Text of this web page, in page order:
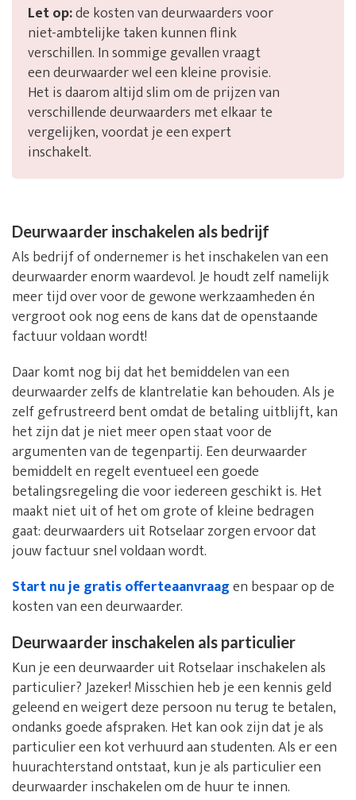
Let op:de kosten van deurwaarders voor
niet-ambtelijke taken kunnen flink
verschillen. In sommige gevallen vraagt
een deurwaarder wel een kleine provisie.
Het is daarom altijd slim om de prijzen van
verschillende deurwaarders met elkaar te
vergelijken, voordat je een expert
inschakelt.
Deurwaarder inschakelen als bedrijf
Als bedrijf of ondernemer is het inschakelen van een
deurwaarder enorm waardevol. Je houdt zelf namelijk
meer tijd over voor de gewone werkzaamheden én
vergroot ook nog eens de kans dat de openstaande
factuur voldaan wordt!
Daar komt nog bij dat het bemiddelen van een
deurwaarder zelfs de klantrelatie kan behouden. Als je
zelf gefrustreerd bent omdat de betaling uitblijft, kan
het zijn dat je niet meer open staat voor de
argumenten van de tegenpartij. Een deurwaarder
bemiddelt en regelt eventueel een goede
betalingsregeling die voor iedereen geschikt is. Het
maakt niet uit of het om grote of kleine bedragen
gaat: deurwaarders uit Rotselaar zorgen ervoor dat
jouw factuur snel voldaan wordt.
Start nu je gratis offerteaanvraagen bespaar op de
kosten van een deurwaarder.
Deurwaarder inschakelen als particulier
Kun je een deurwaarder uit Rotselaar inschakelen als
particulier? Jazeker! Misschien heb je een kennis geld
geleend en weigert deze persoon nu terug te betalen,
ondanks goede afspraken. Het kan ook zijn dat je als
particulier een kot verhuurd aan studenten. Als er een
huurachterstand ontstaat, kun je als particulier een
deurwaarder inschakelen om de huur te innen.